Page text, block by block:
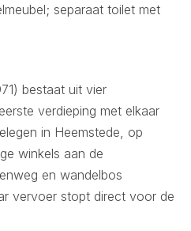
separaat toilet met
bestaat uit vier
verdieping met elkaar
in Heemstede, op
winkels aan de
en wandelbos
vervoer stopt direct voor de